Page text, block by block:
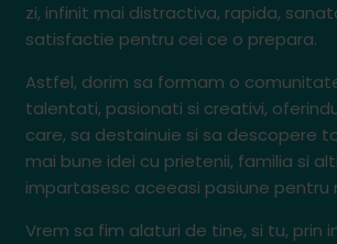
zi, infinit mai distractiva, rapida,
satisfactie pentru cei ce o prepara.
Astfel, dorim sa formam o
talentati, pasionati si creativi,
care, sa destainuie si sa descopere
mai bune idei cu prietenii, familia si
impartasesc aceeasi pasiune pentru
Vrem sa fim alaturi de tine, si tu, prin